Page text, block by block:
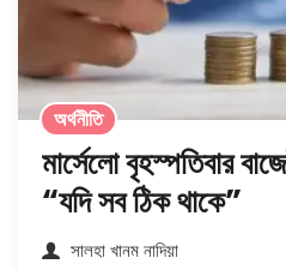
অর্থনীতি
মার্সেলো বৃহস্পতিবার
“যদি সব ঠিক থাকে”
সালহা খানম নাদিয়া